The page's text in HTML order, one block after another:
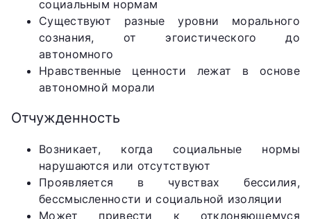
социальным нормам
Существуют разные уровни морального
сознания, от эгоистического до
автономного
Нравственные ценности лежат в основе
автономной морали
Отчужденность
Возникает, когда социальные нормы
нарушаются или отсутствуют
Проявляется в чувствах бессилия,
бессмысленности и социальной изоляции
Может привести к отклоняющемуся